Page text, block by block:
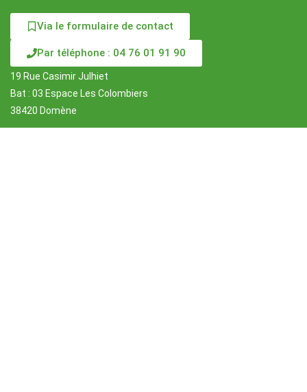
Via le formulaire de contact
Par téléphone : 04 76 01 91 90
19 Rue Casimir Julhiet
Bat : 03 Espace Les Colombiers
38420 Domène